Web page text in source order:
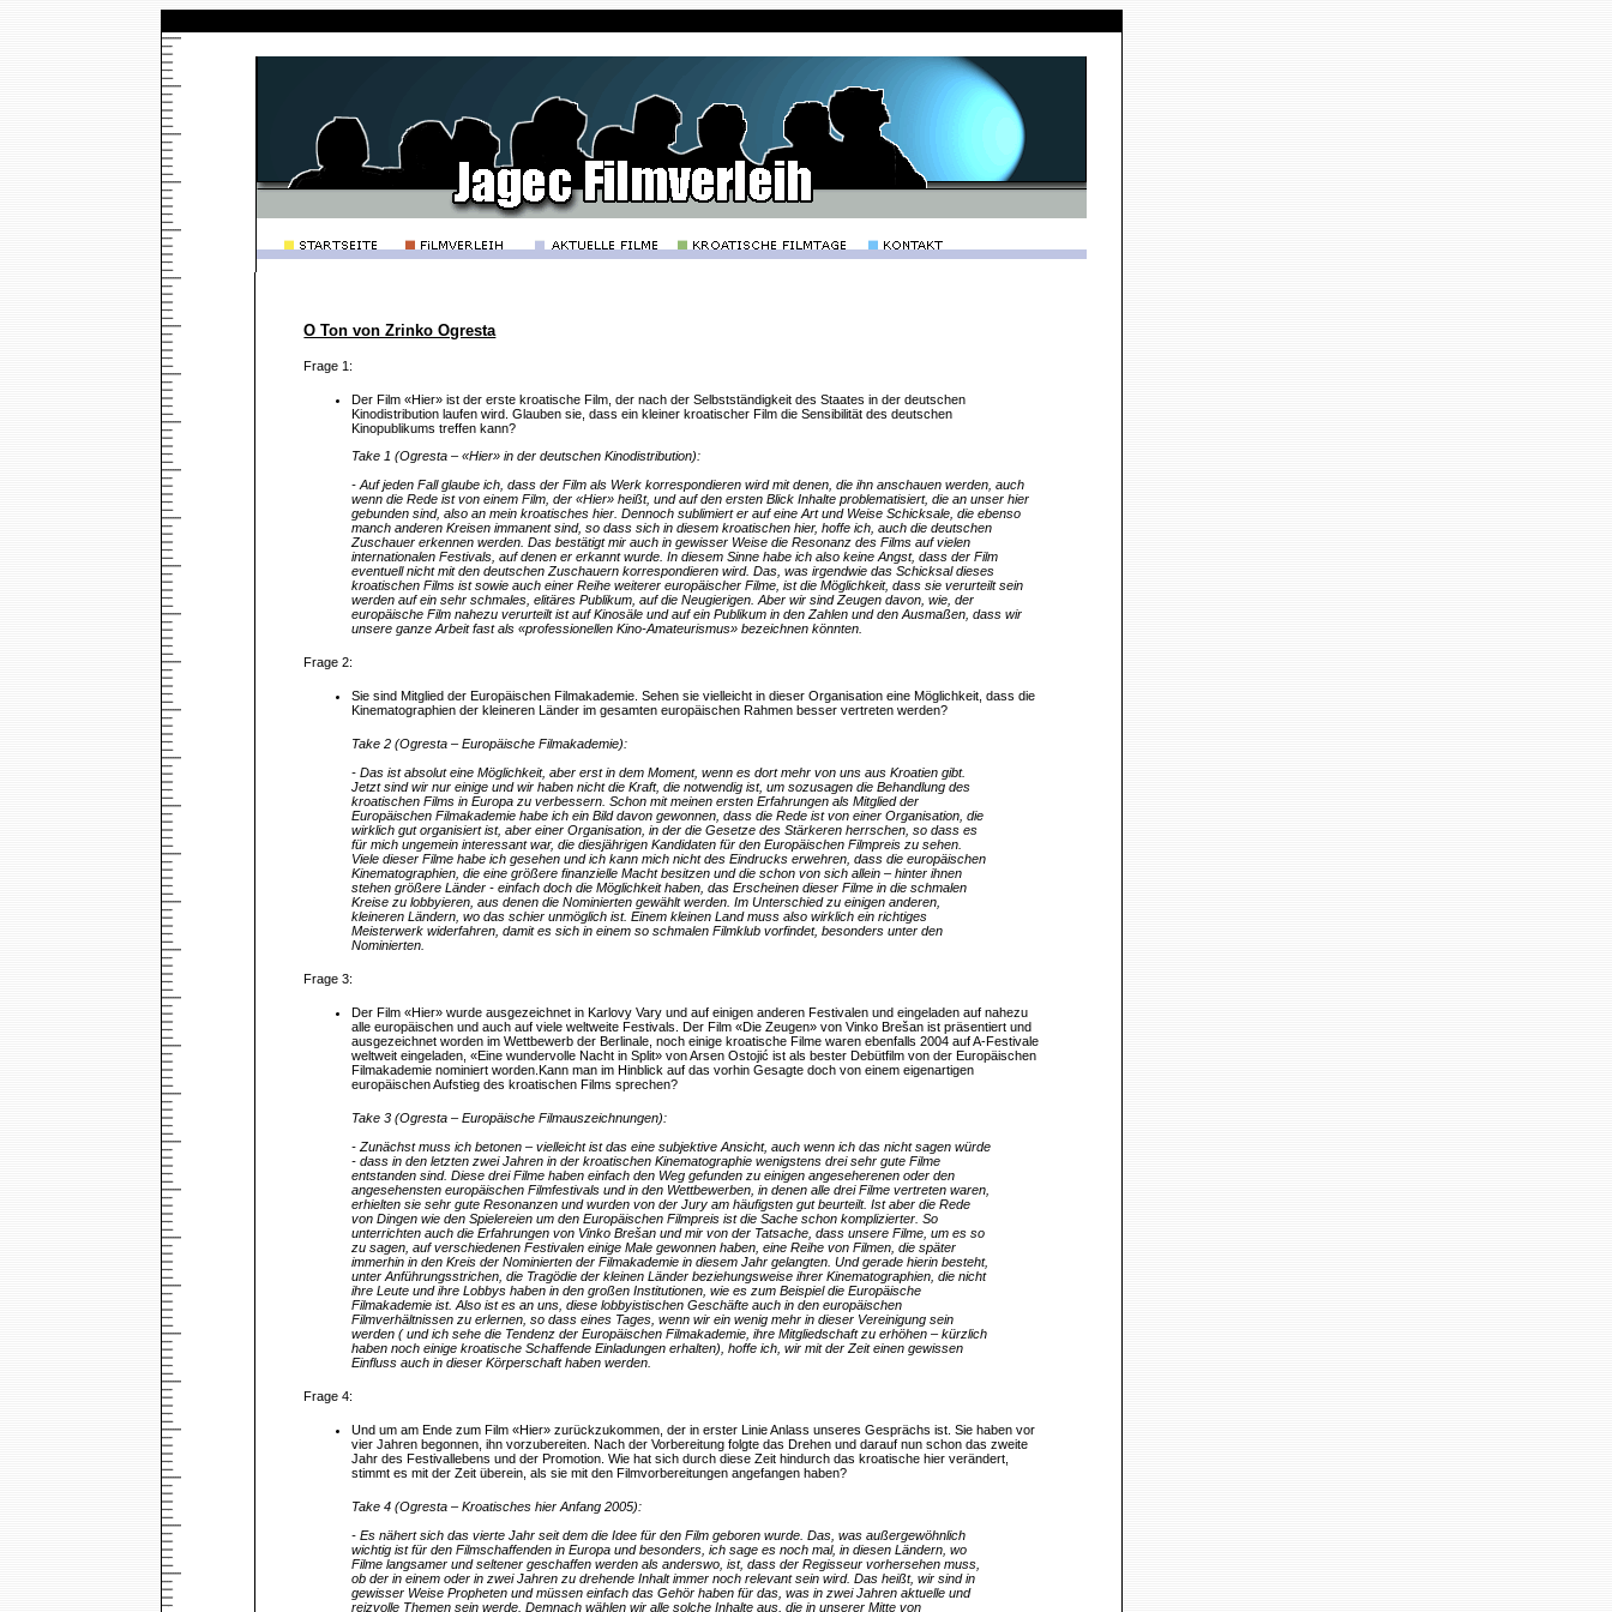
O Ton von Zrinko Ogresta
Frage 1:
Der Film «Hier» ist der erste kroatische Film, der nach der Selbstständigkeit des Staates in der deutschen
Kinodistribution laufen wird. Glauben sie, dass ein kleiner kroatischer Film die Sensibilität des deutschen
Kinopublikums treffen kann?
Take 1 (Ogresta – «Hier» in der deutschen Kinodistribution):
- Auf jeden Fall glaube ich, dass der Film als Werk korrespondieren wird mit denen, die ihn anschauen werden, auch
wenn die Rede ist von einem Film, der «Hier» heißt, und auf den ersten Blick Inhalte problematisiert, die an unser hier
gebunden sind, also an mein kroatisches hier. Dennoch sublimiert er auf eine Art und Weise Schicksale, die ebenso
manch anderen Kreisen immanent sind, so dass sich in diesem kroatischen hier, hoffe ich, auch die deutschen
Zuschauer erkennen werden. Das bestätigt mir auch in gewisser Weise die Resonanz des Films auf vielen
internationalen Festivals, auf denen er erkannt wurde. In diesem Sinne habe ich also keine Angst, dass der Film
eventuell nicht mit den deutschen Zuschauern korrespondieren wird. Das, was irgendwie das Schicksal dieses
kroatischen Films ist sowie auch einer Reihe weiterer europäischer Filme, ist die Möglichkeit, dass sie verurteilt sein
werden auf ein sehr schmales, elitäres Publikum, auf die Neugierigen. Aber wir sind Zeugen davon, wie, der
europäische Film nahezu verurteilt ist auf Kinosäle und auf ein Publikum in den Zahlen und den Ausmaßen, dass wir
unsere ganze Arbeit fast als «professionellen Kino-Amateurismus» bezeichnen könnten.
Frage 2:
Sie sind Mitglied der Europäischen Filmakademie. Sehen sie vielleicht in dieser Organisation eine Möglichkeit, dass die
Kinematographien der kleineren Länder im gesamten europäischen Rahmen besser vertreten werden?
Take 2 (Ogresta – Europäische Filmakademie):
- Das ist absolut eine Möglichkeit, aber erst in dem Moment, wenn es dort mehr von uns aus Kroatien gibt.
Jetzt sind wir nur einige und wir haben nicht die Kraft, die notwendig ist, um sozusagen die Behandlung des
kroatischen Films in Europa zu verbessern. Schon mit meinen ersten Erfahrungen als Mitglied der
Europäischen Filmakademie habe ich ein Bild davon gewonnen, dass die Rede ist von einer Organisation, die
wirklich gut organisiert ist, aber einer Organisation, in der die Gesetze des Stärkeren herrschen, so dass es
für mich ungemein interessant war, die diesjährigen Kandidaten für den Europäischen Filmpreis zu sehen.
Viele dieser Filme habe ich gesehen und ich kann mich nicht des Eindrucks erwehren, dass die europäischen
Kinematographien, die eine größere finanzielle Macht besitzen und die schon von sich allein – hinter ihnen
stehen größere Länder - einfach doch die Möglichkeit haben, das Erscheinen dieser Filme in die schmalen
Kreise zu lobbyieren, aus denen die Nominierten gewählt werden. Im Unterschied zu einigen anderen,
kleineren Ländern, wo das schier unmöglich ist. Einem kleinen Land muss also wirklich ein richtiges
Meisterwerk widerfahren, damit es sich in einem so schmalen Filmklub vorfindet, besonders unter den
Nominierten.
Frage 3:
Der Film «Hier» wurde ausgezeichnet in Karlovy Vary und auf einigen anderen Festivalen und eingeladen auf nahezu
alle europäischen und auch auf viele weltweite Festivals. Der Film «Die Zeugen» von Vinko Brešan ist präsentiert und
ausgezeichnet worden im Wettbewerb der Berlinale, noch einige kroatische Filme waren ebenfalls 2004 auf A-Festivale
weltweit eingeladen, «Eine wundervolle Nacht in Split» von Arsen Ostojić ist als bester Debütfilm von der Europäischen
Filmakademie nominiert worden.Kann man im Hinblick auf das vorhin Gesagte doch von einem eigenartigen
europäischen Aufstieg des kroatischen Films sprechen?
Take 3 (Ogresta – Europäische Filmauszeichnungen):
- Zunächst muss ich betonen – vielleicht ist das eine subjektive Ansicht, auch wenn ich das nicht sagen würde
- dass in den letzten zwei Jahren in der kroatischen Kinematographie wenigstens drei sehr gute Filme
entstanden sind. Diese drei Filme haben einfach den Weg gefunden zu einigen angeseherenen oder den
angesehensten europäischen Filmfestivals und in den Wettbewerben, in denen alle drei Filme vertreten waren,
erhielten sie sehr gute Resonanzen und wurden von der Jury am häufigsten gut beurteilt. Ist aber die Rede
von Dingen wie den Spielereien um den Europäischen Filmpreis ist die Sache schon komplizierter. So
unterrichten auch die Erfahrungen von Vinko Brešan und mir von der Tatsache, dass unsere Filme, um es so
zu sagen, auf verschiedenen Festivalen einige Male gewonnen haben, eine Reihe von Filmen, die später
immerhin in den Kreis der Nominierten der Filmakademie in diesem Jahr gelangten. Und gerade hierin besteht,
unter Anführungsstrichen, die Tragödie der kleinen Länder beziehungsweise ihrer Kinematographien, die nicht
ihre Leute und ihre Lobbys haben in den großen Institutionen, wie es zum Beispiel die Europäische
Filmakademie ist. Also ist es an uns, diese lobbyistischen Geschäfte auch in den europäischen
Filmverhältnissen zu erlernen, so dass eines Tages, wenn wir ein wenig mehr in dieser Vereinigung sein
werden ( und ich sehe die Tendenz der Europäischen Filmakademie, ihre Mitgliedschaft zu erhöhen – kürzlich
haben noch einige kroatische Schaffende Einladungen erhalten), hoffe ich, wir mit der Zeit einen gewissen
Einfluss auch in dieser Körperschaft haben werden.
Frage 4:
Und um am Ende zum Film «Hier» zurückzukommen, der in erster Linie Anlass unseres Gesprächs ist. Sie haben vor
vier Jahren begonnen, ihn vorzubereiten. Nach der Vorbereitung folgte das Drehen und darauf nun schon das zweite
Jahr des Festivallebens und der Promotion. Wie hat sich durch diese Zeit hindurch das kroatische hier verändert,
stimmt es mit der Zeit überein, als sie mit den Filmvorbereitungen angefangen haben?
Take 4 (Ogresta – Kroatisches hier Anfang 2005):
- Es nähert sich das vierte Jahr seit dem die Idee für den Film geboren wurde. Das, was außergewöhnlich
wichtig ist für den Filmschaffenden in Europa und besonders, ich sage es noch mal, in diesen Ländern, wo
Filme langsamer und seltener geschaffen werden als anderswo, ist, dass der Regisseur vorhersehen muss,
ob der in einem oder in zwei Jahren zu drehende Inhalt immer noch relevant sein wird. Das heißt, wir sind in
gewisser Weise Propheten und müssen einfach das Gehör haben für das, was in zwei Jahren aktuelle und
reizvolle Themen sein werde. Demnach wählen wir alle solche Inhalte aus, die in unserer Mitte von